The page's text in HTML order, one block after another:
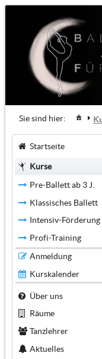
Sie sind hier:
Startseite
Kurse
Pre-Ballett ab 3 J.
Klassisches Ballett
Intensiv-Förderung
Profi-Training
Anmeldung
Kurskalender
Über uns
Räume
Tanzlehrer
Aktuelles